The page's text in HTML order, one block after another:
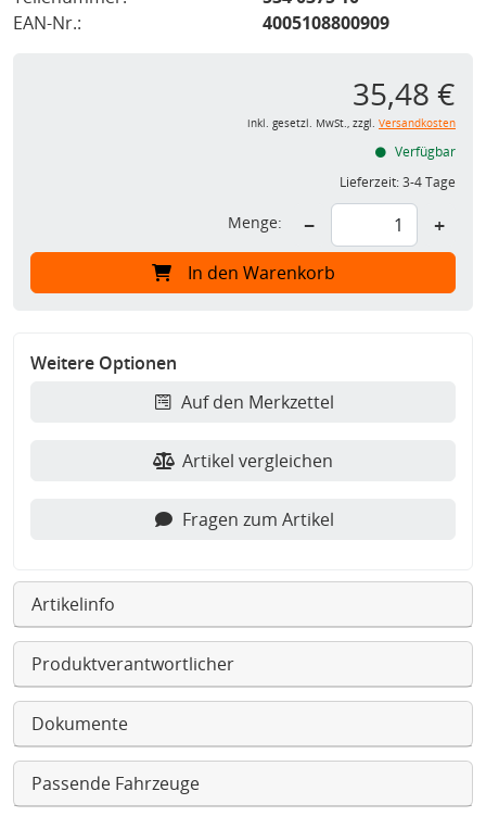
EAN-Nr.:
4005108800909
35,48 €
inkl. gesetzl. MwSt., zzgl. Versandkosten
Verfügbar
Lieferzeit:3-4 Tage
Menge: − +
In den Warenkorb
Weitere Optionen
Auf den Merkzettel
Artikel vergleichen
Fragen zum Artikel
Artikelinfo
Produktverantwortlicher
Dokumente
Passende Fahrzeuge